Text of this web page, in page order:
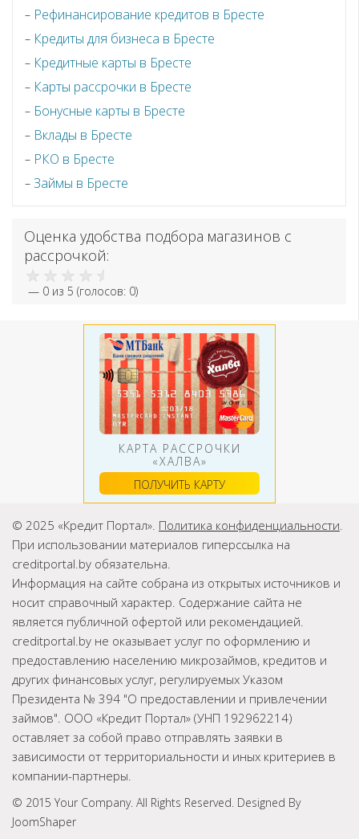
Рефинансирование кредитов в Бресте
Кредиты для бизнеса в Бресте
Кредитные карты в Бресте
Карты рассрочки в Бресте
Бонусные карты в Бресте
Вклады в Бресте
РКО в Бресте
Займы в Бресте
Оценка удобства подбора магазинов с
рассрочкой:
— 0 из 5 (голосов: 0)
КАРТА РАССРОЧКИ
«ХАЛВА»
ПОЛУЧИТЬ КАРТУ
© 2025 «Кредит Портал». Политика конфиденциальности.
При использовании материалов гиперссылка на
creditportal.by обязательна.
Информация на сайте собрана из открытых источников и
носит справочный характер. Содержание сайта не
является публичной офертой или рекомендацией.
creditportal.by не оказывает услуг по оформлению и
предоставлению населению микрозаймов, кредитов и
других финансовых услуг, регулируемых Указом
Президента № 394 "О предоставлении и привлечении
займов". ООО «Кредит Портал» (УНП 192962214)
оставляет за собой право отправлять заявки в
зависимости от территориальности и иных критериев в
компании-партнеры.
© 2015 Your Company. All Rights Reserved. Designed By
JoomShaper